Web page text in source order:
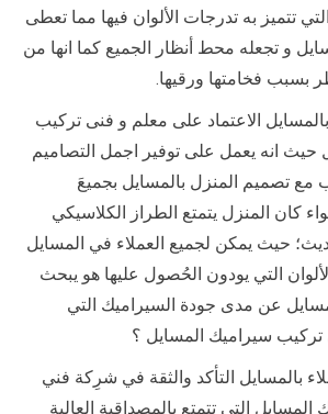
تتميز به تدرجات الألوان فيها مما تعطى
و تجعله محط أنظار الجميع كما انها من
بسبب فخامتها ورقيها.
الاعتماد على معلم و فنى تركيب
انه يعمل على توفير اجمل التصاميم
مع تصميم المنزل بالمسايل بجميعَ
كان المنزل يتمتع الطراز الكلاسيكي
حيث يمكن لجميع العملاء في المسايل
التي يودون الحُصول عليها هو يبحث
عن مدى جودة السيراميك التي
سيراميك المسايل ؟
بالمسايل التأكد والثقة في شرِكة فني
التي تتمتع بالمصداقية العالية